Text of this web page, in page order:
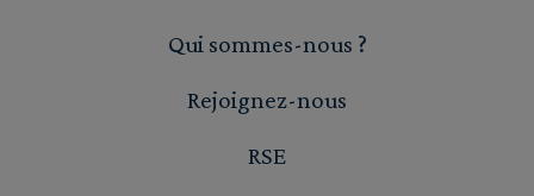
Qui sommes-nous ?
Rejoignez-nous
RSE